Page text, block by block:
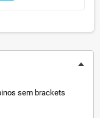
sem brackets